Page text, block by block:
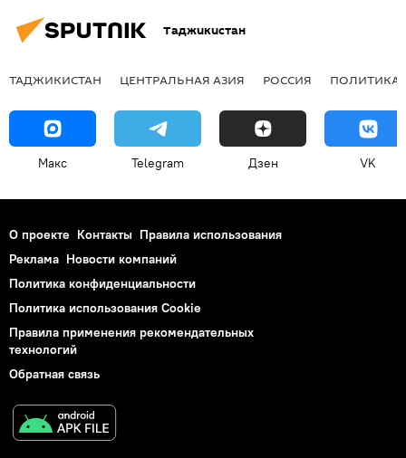
Таджикистан
ТАДЖИКИСТАН ЦЕНТРАЛЬНАЯ АЗИЯ РОССИЯ ПОЛИТИКА
Макс Telegram Дзен VK
О проекте Контакты Правила использования
Реклама Новости компаний
Политика конфиденциальности
Политика использования Cookie
Правила применения рекомендательных
технологий
Обратная связь